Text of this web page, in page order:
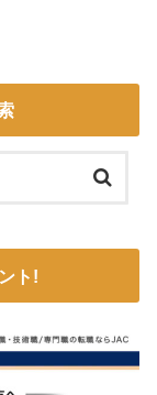
ト!